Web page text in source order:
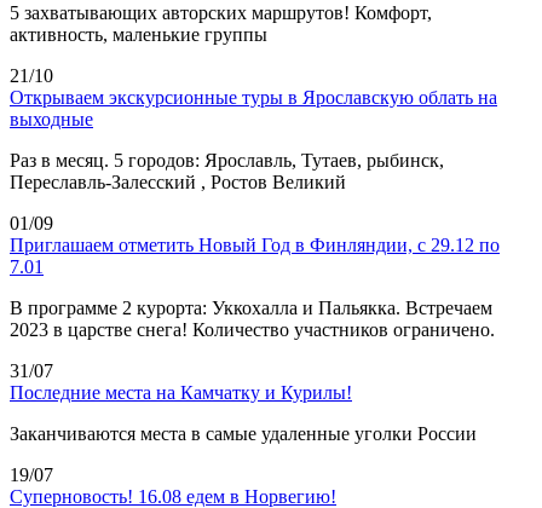
5 захватывающих авторских маршрутов! Комфорт,
активность, маленькие группы
21/10
Открываем экскурсионные туры в Ярославскую облать на
выходные
Раз в месяц. 5 городов: Ярославль, Тутаев, рыбинск,
Переславль-Залесский , Ростов Великий
01/09
Приглашаем отметить Новый Год в Финляндии, с 29.12 по
7.01
В программе 2 курорта: Уккохалла и Пальякка. Встречаем
2023 в царстве снега! Количество участников ограничено.
31/07
Последние места на Камчатку и Курилы!
Заканчиваются места в самые удаленные уголки России
19/07
Суперновость! 16.08 едем в Норвегию!